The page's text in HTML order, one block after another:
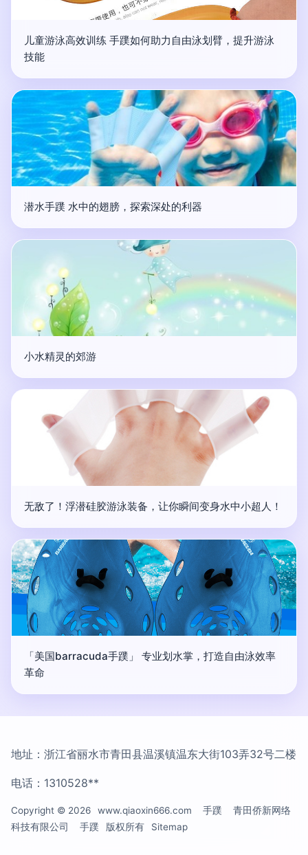
儿童游泳高效训练 手蹼如何助力自由泳划臂，提升游泳
技能
潜水手蹼 水中的翅膀，探索深处的利器
小水精灵的郊游
无敌了！浮潜硅胶游泳装备，让你瞬间变身水中小超人！
「美国barracuda手蹼」 专业划水掌，打造自由泳效率
革命
地址：浙江省丽水市青田县温溪镇温东大街103弄32号二楼
电话：1310528**
Copyright © 2026 www.qiaoxin666.com 手蹼
青田侨新网络
科技有限公司
手蹼 版权所有 Sitemap